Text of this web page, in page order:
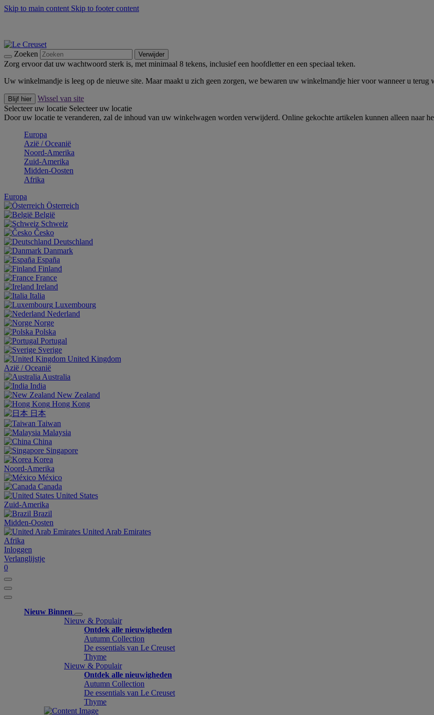
Skip to main content Skip to footer content
Zoeken Verwijder
Zorg ervoor dat uw wachtwoord sterk is, met minimaal 8 tekens, inclusief een hoofdletter en een speciaal teken.
Uw winkelmandje is leeg op de nieuwe site. Maar maakt u zich geen zorgen, we bewaren uw winkelmandje hier voor wanneer u terug
Blijf hier
Wissel van site
Selecteer uw locatie Selecteer uw locatie
Door uw locatie te veranderen, zal de inhoud van uw winkelwagen worden verwijderd. Online gekochte artikelen kunnen alleen naar
Europa
Aziё / Oceaniё
Noord-Amerika
Zuid-Amerika
Midden-Oosten
Afrika
Europa
Österreich
België
Schweiz
Česko
Deutschland
Danmark
España
Finland
France
Ireland
Italia
Luxembourg
Nederland
Norge
Polska
Portugal
Sverige
United Kingdom
Aziё / Oceaniё
Australia
India
New Zealand
Hong Kong
日本
Taiwan
Malaysia
China
Singapore
Korea
Noord-Amerika
México
Canada
United States
Zuid-Amerika
Brazil
Midden-Oosten
United Arab Emirates
Afrika
Inloggen
Verlanglijstje
0
Nieuw Binnen
Nieuw & Populair
Ontdek alle nieuwigheden
Autumn Collection
De essentials van Le Creuset
Thyme
Nieuw & Populair
Ontdek alle nieuwigheden
Autumn Collection
De essentials van Le Creuset
Thyme